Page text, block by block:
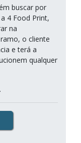
buscar por
4 Food Print,
na
o cliente
e terá a
qualquer